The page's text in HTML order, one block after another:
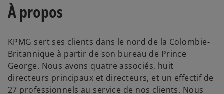
À propos
KPMG sert ses clients dans le nord de la Colombie-
Britannique à partir de son bureau de Prince
George. Nous avons quatre associés, huit
directeurs principaux et directeurs, et un effectif de
27 professionnels au service de nos clients. Nous